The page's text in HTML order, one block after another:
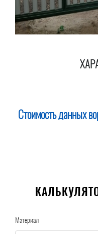
Стоимость данных
Материал